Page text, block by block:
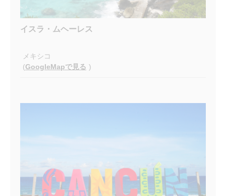
イスラ・ムヘーレス
メキシコ
(GoogleMapで見る )